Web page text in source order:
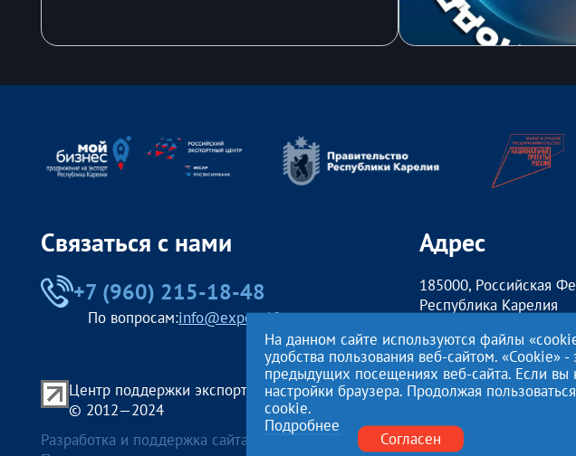
Связаться с нами
+7 (960) 215-18-48
По вопросам:info@export10.ru
Адрес
185000, Российская
Республика Карелия
наб. Гюллинга, 11 / 2
Центр поддержки экспорта Республики Карелия
© 2012—2024
Разработка и поддержка сайта — «Артлекс», г.
Этот сайт использует
с этими файлами.
27.07.2006 года №152-ФЗ
Политикой
На данном сайте используются файлы
удобства пользования веб-сайтом.
предыдущих посещениях веб-сайта. Если вы
настройки браузера. Продолжая
cookie.
Подробнее
Согласен